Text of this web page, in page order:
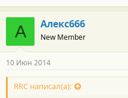
А Алекс666
New Member
10 Июн 2014
RRC написал(а):